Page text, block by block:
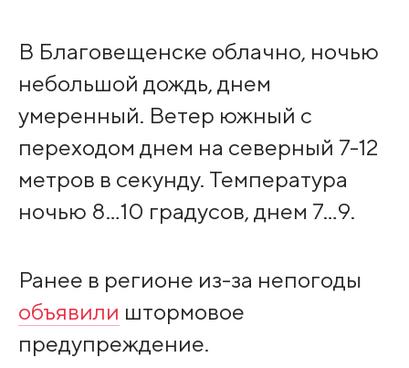
В Благовещенске облачно, ночью
небольшой дождь, днем
умеренный. Ветер южный с
переходом днем на северный 7-12
метров в секунду. Температура
ночью 8…10 градусов, днем 7…9.
Ранее в регионе из-за непогоды
объявили штормовое
предупреждение.